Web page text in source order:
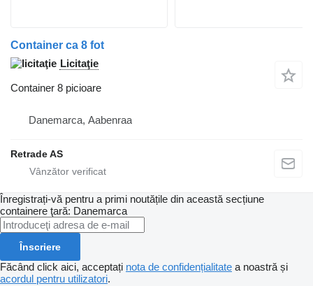
Container ca 8 fot
Licitaţie
Container 8 picioare
Danemarca, Aabenraa
Retrade AS
Înregistrați-vă pentru a primi noutățile din această secțiune
containere ţară: Danemarca
Înscriere
Făcând click aici, acceptați nota de confidențialitate a noastră și
acordul pentru utilizatori.